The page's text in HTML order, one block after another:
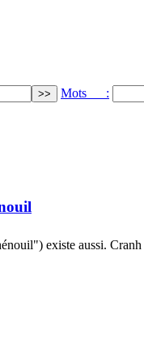
Mots :
existe aussi.